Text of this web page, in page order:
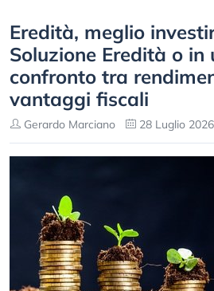
Eredità, meglio
Soluzione Eredità o in
confronto tra
vantaggi fiscali
Gerardo Marciano 28 Luglio